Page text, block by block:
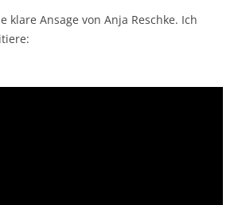
klare Ansage von Anja Reschke. Ich